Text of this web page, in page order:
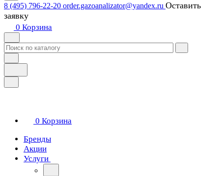
8 (495) 796-22-20 order.gazoanalizator@yandex.ru Оставить
заявку
0 Корзина
0 Корзина
Бренды
Акции
Услуги